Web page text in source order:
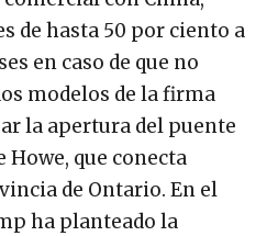
de hasta 50 por ciento a
en caso de que no
modelos de la firma
la apertura del puente
que conecta
de Ontario. En el
ha planteado la